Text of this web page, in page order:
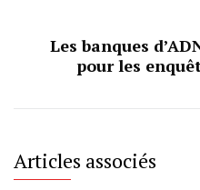
Les banques
pour les
Articles associés